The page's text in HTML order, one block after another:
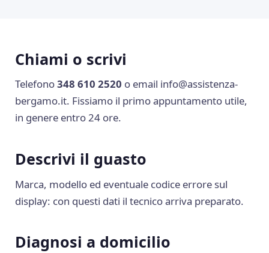
Chiami o scrivi
Telefono348 610 2520 o email info@assistenza-
bergamo.it. Fissiamo il primo appuntamento utile,
in genere entro 24 ore.
Descrivi il guasto
Marca, modello ed eventuale codice errore sul
display: con questi dati il tecnico arriva preparato.
Diagnosi a domicilio